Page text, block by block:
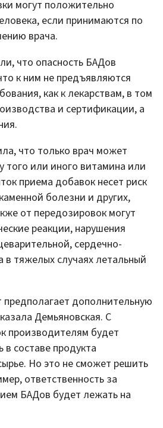
могут положительно
если принимаются по
врача.
что опасность БАДов
к ним не предъявляются
как к лекарствам, в том
и сертификации, а
что только врач может
того или иного витамина или
приема добавок несет риск
болезни и других,
от передозировок могут
реакции, нарушения
сердечно-
в тяжелых случаях летальный
дополнительную
Демьяновская. С
производителям будет
в составе продукта
Но это не сможет решить
ответственность за
БАДов будет лежать на